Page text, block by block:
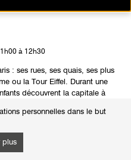
personnelles dans le but
plus
à 12h30
: ses rues, ses quais, ses plus
ou la Tour Eiffel. Durant une
découvrent la capitale à
et ces œuvres
une carte postale personnelle de